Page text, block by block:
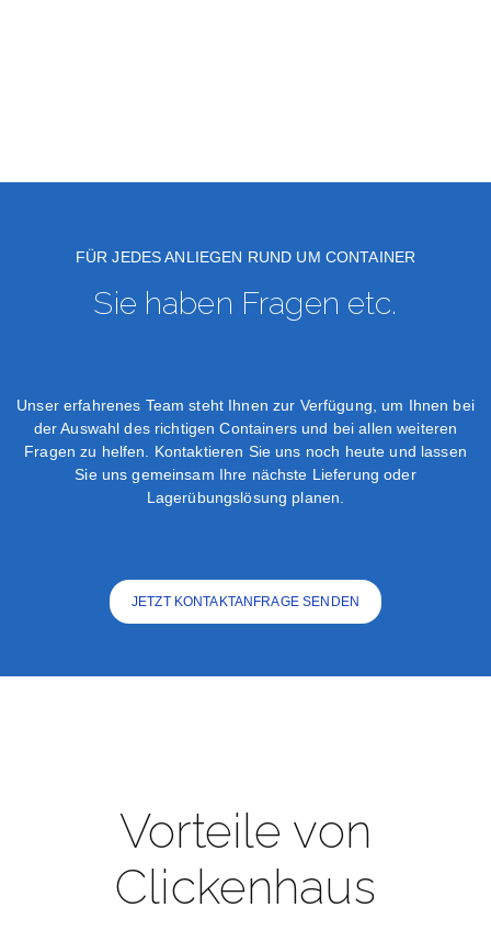
FÜR JEDES ANLIEGEN RUND UM CONTAINER
Sie haben Fragen etc.
Unser erfahrenes Team steht Ihnen zur Verfügung, um Ihnen bei
der Auswahl des richtigen Containers und bei allen weiteren
Fragen zu helfen. Kontaktieren Sie uns noch heute und lassen
Sie uns gemeinsam Ihre nächste Lieferung oder
Lagerübungslösung planen.
JETZT KONTAKTANFRAGE SENDEN
Vorteile von
Clickenhaus